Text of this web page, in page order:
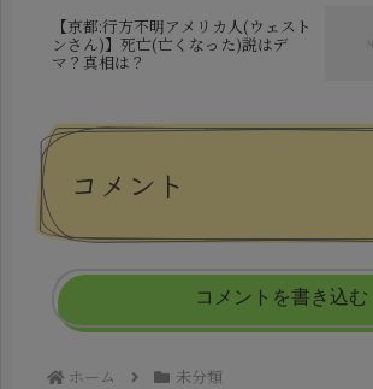
【京都:行方不明アメリカ人(ウェスト
ンさん)】死亡(亡くなった)説はデ
マ？真相は？
コメント
コメントを書き込む
ホーム 未分類